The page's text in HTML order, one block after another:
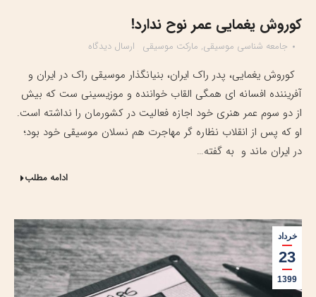
کوروش یغمایی عمر نوح ندارد!
جامعه شناسی موسیقی, مارکت موسیقی ارسال دیدگاه
کوروش یغمایی، پدر راک ایران، بنیانگذار موسیقی راک در ایران و
آفریننده افسانه ای همگی القاب خواننده و موزیسینی ست که بیش
از دو سوم عمر هنری خود اجازه فعالیت در کشورمان را نداشته است.
او که پس از انقلاب نظاره گر مهاجرت هم نسلان موسیقی خود بود؛
در ایران ماند و به گفته…
ادامه مطلب
خرداد
23
1399